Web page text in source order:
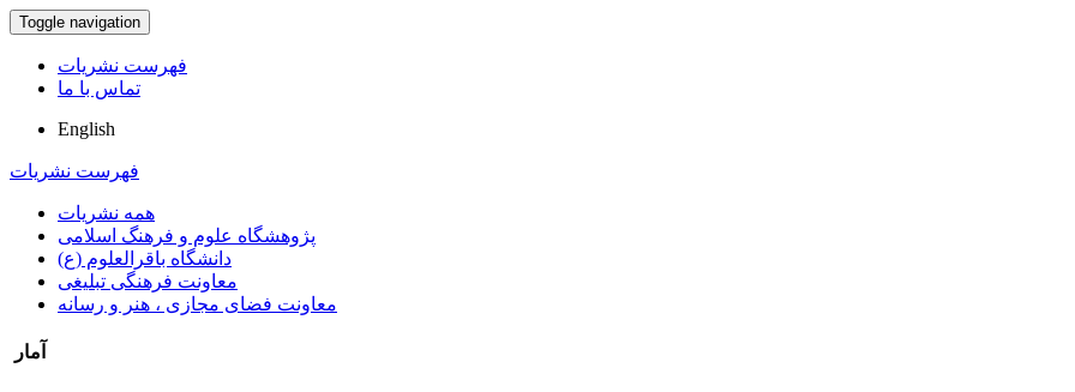
Toggle navigation
فهرست نشریات
تماس با ما
English
فهرست نشریات
همه نشریات
پژوهشگاه علوم و فرهنگ اسلامی
دانشگاه باقرالعلوم (ع)
معاونت فرهنگی تبلیغی
معاونت فضای مجازی ، هنر و رسانه
آمار